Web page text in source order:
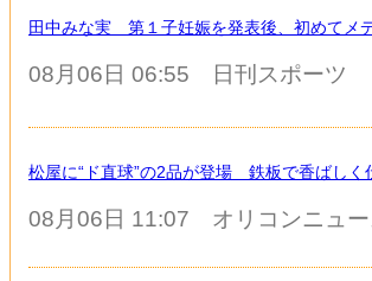
田中みな実 第１子妊娠を発表後、初めてメ
08月06日 06:55 日刊スポーツ
松屋に“ド直球”の2品が登場 鉄板で香ばし
08月06日 11:07 オリコンニュー